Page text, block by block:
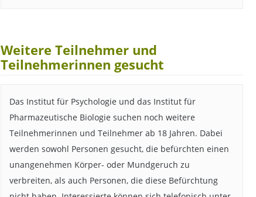
Weitere Teilnehmer und
Teilnehmerinnen gesucht
Das Institut für Psychologie und das Institut für
Pharmazeutische Biologie suchen noch weitere
Teilnehmerinnen und Teilnehmer ab 18 Jahren. Dabei
werden sowohl Personen gesucht, die befürchten einen
unangenehmen Körper- oder Mundgeruch zu
verbreiten, als auch Personen, die diese Befürchtung